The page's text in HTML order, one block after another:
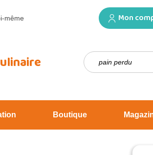
même Mon
Rechercher :
Boutique